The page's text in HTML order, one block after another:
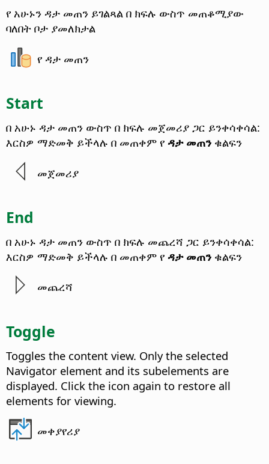
የ አሁኑን ዳታ መጠን ይገልጻል በ ክፍሉ ውስጥ መጠቆሚያው
ባለበት ቦታ ያመለክታል
የ ዳታ መጠን
Start
በ አሁኑ ዳታ መጠን ውስጥ በ ክፍሉ መጀመሪያ ጋር ይንቀሳቀሳል:
እርስዎ ማድመቅ ይችላሉ በ መጠቀም የ ዳታ መጠን ቁልፍን
መጀመሪያ
End
በ አሁኑ ዳታ መጠን ውስጥ በ ክፍሉ መጨረሻ ጋር ይንቀሳቀሳል:
እርስዎ ማድመቅ ይችላሉ በ መጠቀም የ ዳታ መጠን ቁልፍን
መጨረሻ
Toggle
Toggles the content view. Only the selected
Navigator element and its subelements are
displayed. Click the icon again to restore all
elements for viewing.
መቀያየሪያ